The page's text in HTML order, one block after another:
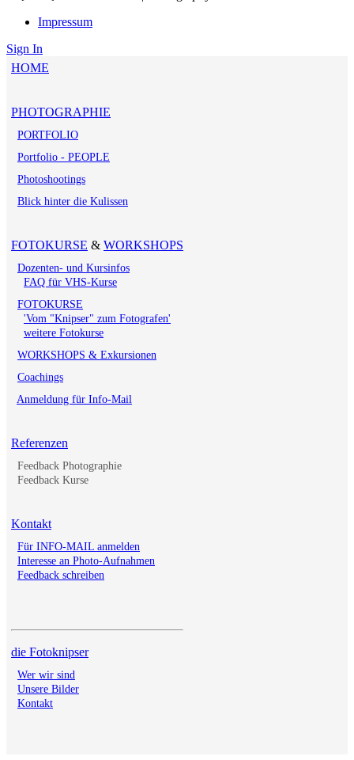
Impressum
Sign In
HOME
PHOTOGRAPHIE
PORTFOLIO
Portfolio - PEOPLE
Photoshootings
Blick hinter die Kulissen
FOTOKURSE & WORKSHOPS
Dozenten- und Kursinfos
FAQ für VHS-Kurse
FOTOKURSE
'Vom "Knipser" zum Fotografen'
weitere Fotokurse
WORKSHOPS & Exkursionen
Coachings
Anmeldung für Info-Mail
Referenzen
Feedback Photographie
Feedback Kurse
Kontakt
Für INFO-MAIL anmelden
Interesse an Photo-Aufnahmen
Feedback schreiben
die Fotoknipser
Wer wir sind
Unsere Bilder
Kontakt